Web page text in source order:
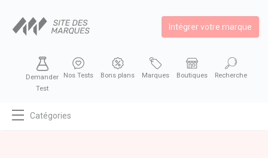
Intégrer votre marque
Demander
Test
Nos Tests Bons plans Marques Boutiques Recherche
Catégories